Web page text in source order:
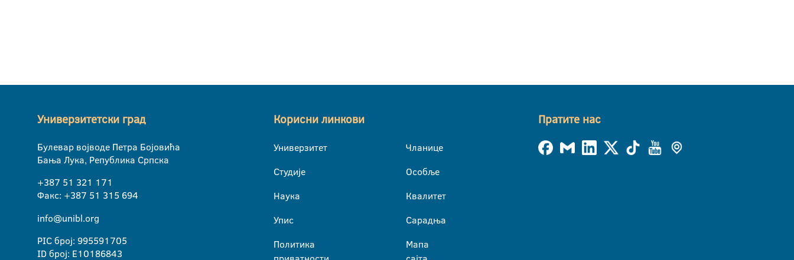
Универзитетски град
Булевар војводе Петра Бојовића
Бања Лука, Република Српска
+387 51 321 171
Факс: +387 51 315 694
info@unibl.org
PIC број: 995591705
ID број: E10186843
Корисни линкови
Универзитет
Студије
Наука
Упис
Политика
Чланице
Особље
Квалитет
Сарадња
Мапа
Пратите нас